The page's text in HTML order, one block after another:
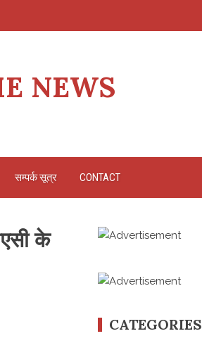
NEWS
सम्पर्क सूत्र CONTACT
के
CATEGORIES